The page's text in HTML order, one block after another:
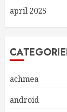
april 2025
achmea
android